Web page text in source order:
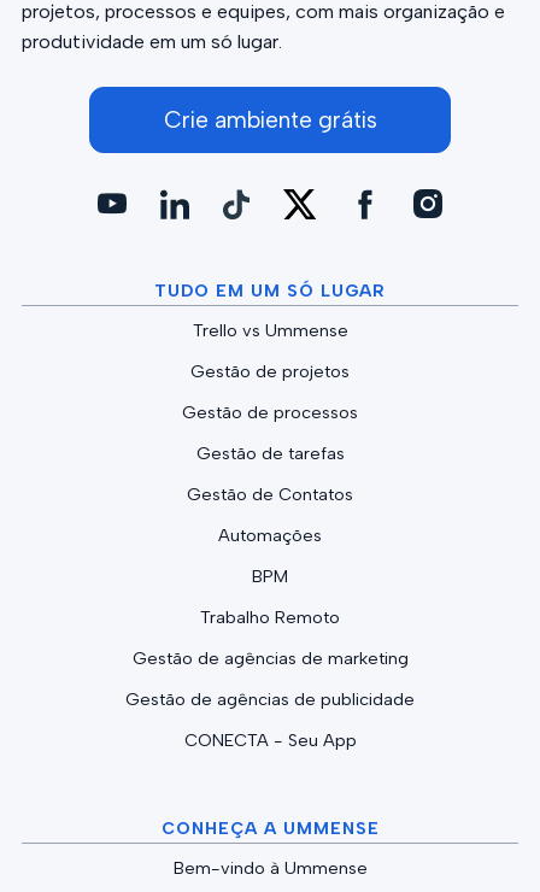
projetos, processos e equipes, com mais organização e
produtividade em um só lugar.
Crie ambiente grátis
TUDO EM UM SÓ LUGAR
Trello vs Ummense
Gestão de projetos
Gestão de processos
Gestão de tarefas
Gestão de Contatos
Automações
BPM
Trabalho Remoto
Gestão de agências de marketing
Gestão de agências de publicidade
CONECTA - Seu App
CONHEÇA A UMMENSE
Bem-vindo à Ummense